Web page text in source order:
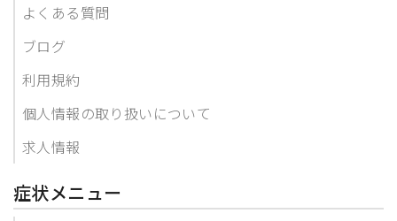
よくある質問
ブログ
利用規約
個人情報の取り扱いについて
求人情報
症状メニュー